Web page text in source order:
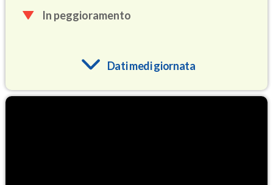
In peggioramento
Dati medi giornata